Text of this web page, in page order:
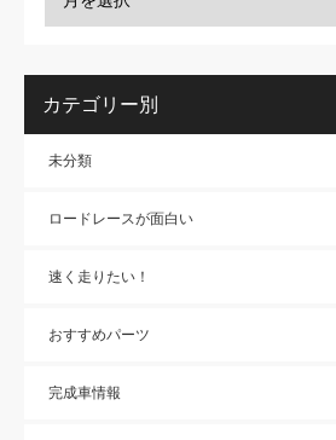
カテゴリー別
未分類
ロードレースが面白い
速く走りたい！
おすすめパーツ
完成車情報